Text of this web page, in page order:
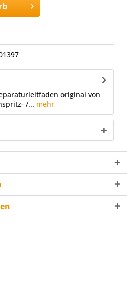
original von
/... mehr